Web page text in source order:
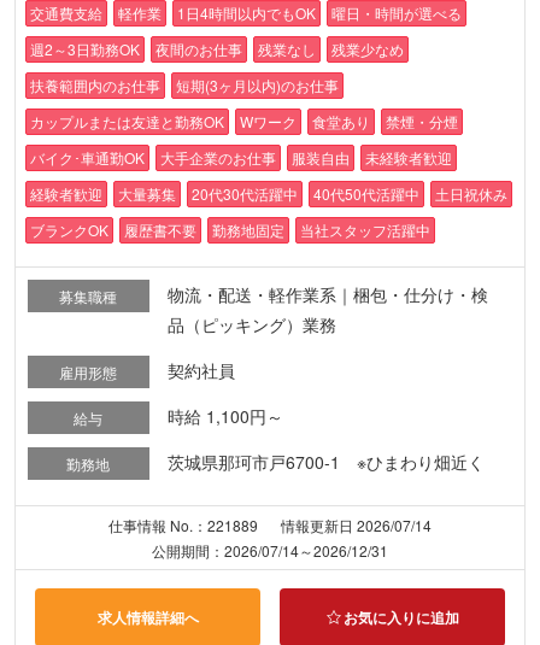
交通費支給 軽作業 1日4時間以内でもOK
曜日・時間が選べる
週2～3日勤務OK
夜間のお仕事 残業なし
残業少なめ
扶養範囲内のお仕事
短期(3ヶ月以内)のお仕事
カップルまたは友達と勤務OK
Wワーク 食堂あり
禁煙・分煙
バイク･車通勤OK
大手企業のお仕事 服装自由
未経験者歓迎
経験者歓迎
大量募集 20代30代活躍中 40代50代活躍中
土日祝休み
ブランクOK
履歴書不要 勤務地固定 当社スタッフ活躍中
募集職種
物流・配送・軽作業系｜梱包・仕分け・検
品（ピッキング）業務
雇用形態 契約社員
給与 時給 1,100円～
勤務地 茨城県那珂市戸6700-1 ※ひまわり畑近く
仕事情報 No.：221889
情報更新日 2026/07/14
公開期間：2026/07/14～2026/12/31
求人情報詳細へ お気に入りに追加